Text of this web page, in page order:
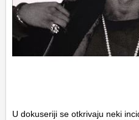
U dokuseriji se otkrivaju neki